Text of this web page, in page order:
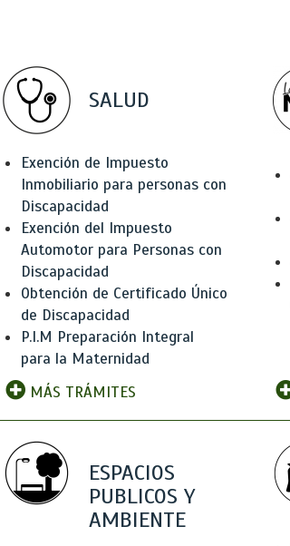
SALUD
Exención de Impuesto
Inmobiliario para personas con
Discapacidad
Exención del Impuesto
Automotor para Personas con
Discapacidad
Obtención de Certificado Único
de Discapacidad
P.I.M Preparación Integral
para la Maternidad
MÁS TRÁMITES
ESPACIOS
PUBLICOS Y
AMBIENTE